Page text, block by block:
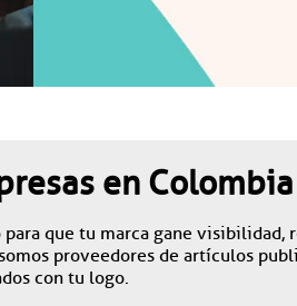
en Colombia
que tu marca gane visibilidad,
proveedores de artículos
con tu logo.